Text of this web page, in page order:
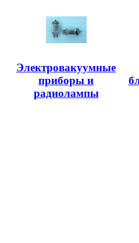
Электровакуумные
приборы и
радиолампы